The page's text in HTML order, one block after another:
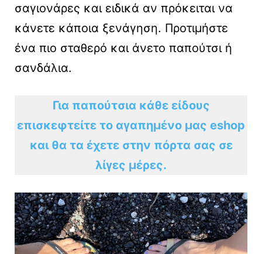
σαγιονάρες και ειδικά αν πρόκειται να
κάνετε κάποια ξενάγηση. Προτιμήστε
ένα πιο σταθερό και άνετο παπούτσι ή
σανδάλια.
Για παπούτσια κάθε είδους
επισκεφτείτε το αγαπημένο μας eshop
και θα τα έχετε στην πόρτα σας σε
λίγες μέρες.